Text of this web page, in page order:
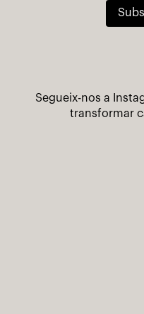
Segueix-nos a
transformar